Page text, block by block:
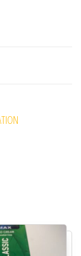
з алое вера